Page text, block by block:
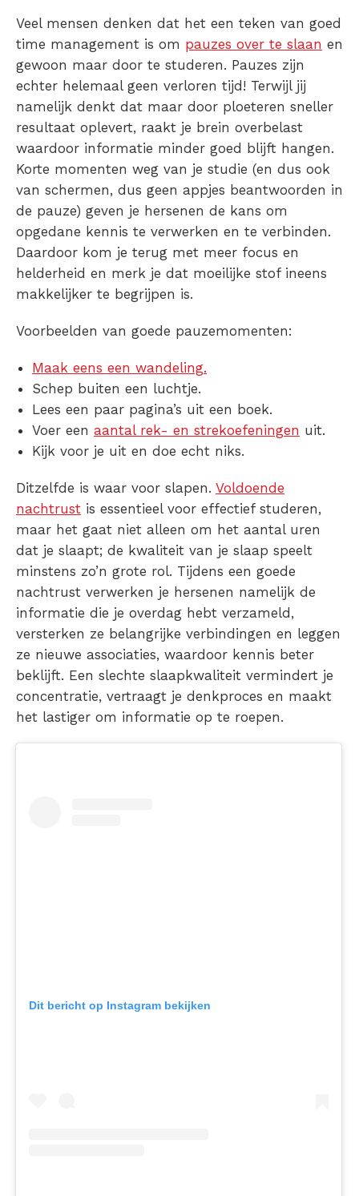
Veel mensen denken dat het een teken van goed
time management is om pauzes over te slaan en
gewoon maar door te studeren. Pauzes zijn
echter helemaal geen verloren tijd! Terwijl jij
namelijk denkt dat maar door ploeteren sneller
resultaat oplevert, raakt je brein overbelast
waardoor informatie minder goed blijft hangen.
Korte momenten weg van je studie (en dus ook
van schermen, dus geen appjes beantwoorden in
de pauze) geven je hersenen de kans om
opgedane kennis te verwerken en te verbinden.
Daardoor kom je terug met meer focus en
helderheid en merk je dat moeilijke stof ineens
makkelijker te begrijpen is.
Voorbeelden van goede pauzemomenten:
Maak eens een wandeling.
Schep buiten een luchtje.
Lees een paar pagina’s uit een boek.
Voer een aantal rek- en strekoefeningen uit.
Kijk voor je uit en doe echt niks.
Ditzelfde is waar voor slapen. Voldoende
nachtrust is essentieel voor effectief studeren,
maar het gaat niet alleen om het aantal uren
dat je slaapt; de kwaliteit van je slaap speelt
minstens zo’n grote rol. Tijdens een goede
nachtrust verwerken je hersenen namelijk de
informatie die je overdag hebt verzameld,
versterken ze belangrijke verbindingen en leggen
ze nieuwe associaties, waardoor kennis beter
beklijft. Een slechte slaapkwaliteit vermindert je
concentratie, vertraagt je denkproces en maakt
het lastiger om informatie op te roepen.
Dit bericht op Instagram bekijken